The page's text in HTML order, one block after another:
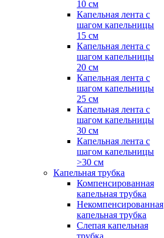
10 см
Капельная лента с
шагом капельницы
15 см
Капельная лента с
шагом капельницы
20 см
Капельная лента с
шагом капельницы
25 см
Капельная лента с
шагом капельницы
30 см
Капельная лента с
шагом капельницы
>30 см
Капельная трубка
Компенсированная
капельная трубка
Некомпенсированная
капельная трубка
Слепая капельная
трубка